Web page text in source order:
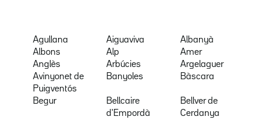
Agullana Aiguaviva
Albanyà
Albons
Alp
Amer
Anglès
Arbúcies
Argelaguer
Avinyonet de
Puigventós
Banyoles Bàscara
Begur
Bellcaire
d'Empordà
Bellver de
Cerdanya